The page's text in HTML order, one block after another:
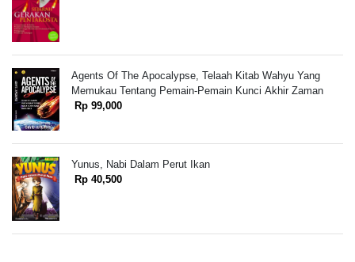
Agents Of The Apocalypse, Telaah Kitab Wahyu Yang
Memukau Tentang Pemain-Pemain Kunci Akhir Zaman
Rp 99,000
Yunus, Nabi Dalam Perut Ikan
Rp 40,500